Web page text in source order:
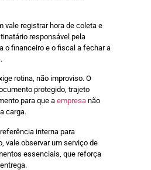
vale registrar hora de coleta e
responsável pela
o financeiro e o fiscal a fechar a
rotina, não improviso. O
protegido, trajeto
para que a empresa não
carga.
interna para
vale observar um serviço de
essenciais, que reforça